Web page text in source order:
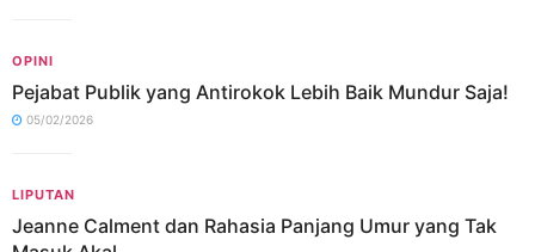
OPINI
Pejabat Publik yang Antirokok Lebih Baik Mundur Saja!
05/02/2026
LIPUTAN
Jeanne Calment dan Rahasia Panjang Umur yang Tak